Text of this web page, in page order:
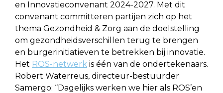
en Innovatieconvenant 2024-2027. Met dit
convenant committeren partijen zich op het
thema Gezondheid & Zorg aan de doelstelling
om gezondheidsverschillen terug te brengen
en burgerinitiatieven te betrekken bij innovatie.
Het ROS-netwerk is één van de ondertekenaars.
Robert Waterreus, directeur-bestuurder
Samergo: “Dagelijks werken we hier als ROS’en